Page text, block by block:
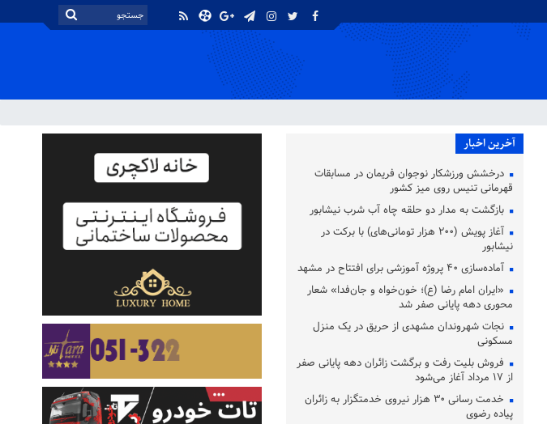
آخرین اخبار
درخشش ورزشکار نوجوان فریمان در مسابقات
قهرمانی تنیس روی میز کشور
بازگشت به مدار دو حلقه چاه آب شرب نیشابور
آغاز پویش (۲۰۰ هزار تومانی‌های) با برکت در
نیشابور
آماده‌سازی ۴۰ پروژه آموزشی برای افتتاح در مشهد
«ایران امام رضا (ع)؛ خون‌خواه و جان‌فدا» شعار
محوری دهه پایانی صفر شد
نجات شهروندان مشهدی از حریق در یک منزل
مسکونی
فروش بلیت رفت و برگشت زائران دهه پایانی صفر
از ۱۷ مرداد آغاز می‌شود
خدمت رسانی ۳۰ هزار نیروی خدمتگزار به زائران
پیاده رضوی